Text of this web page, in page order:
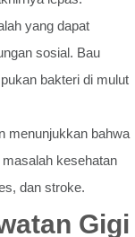
yang dapat
sosial. Bau
bakteri di mulut
menunjukkan bahwa
kesehatan
dan stroke.
Gigi